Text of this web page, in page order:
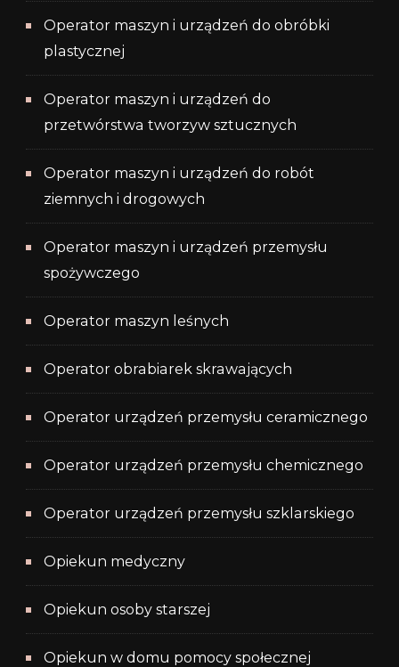
Operator maszyn i urządzeń do obróbki
plastycznej
Operator maszyn i urządzeń do
przetwórstwa tworzyw sztucznych
Operator maszyn i urządzeń do robót
ziemnych i drogowych
Operator maszyn i urządzeń przemysłu
spożywczego
Operator maszyn leśnych
Operator obrabiarek skrawających
Operator urządzeń przemysłu ceramicznego
Operator urządzeń przemysłu chemicznego
Operator urządzeń przemysłu szklarskiego
Opiekun medyczny
Opiekun osoby starszej
Opiekun w domu pomocy społecznej